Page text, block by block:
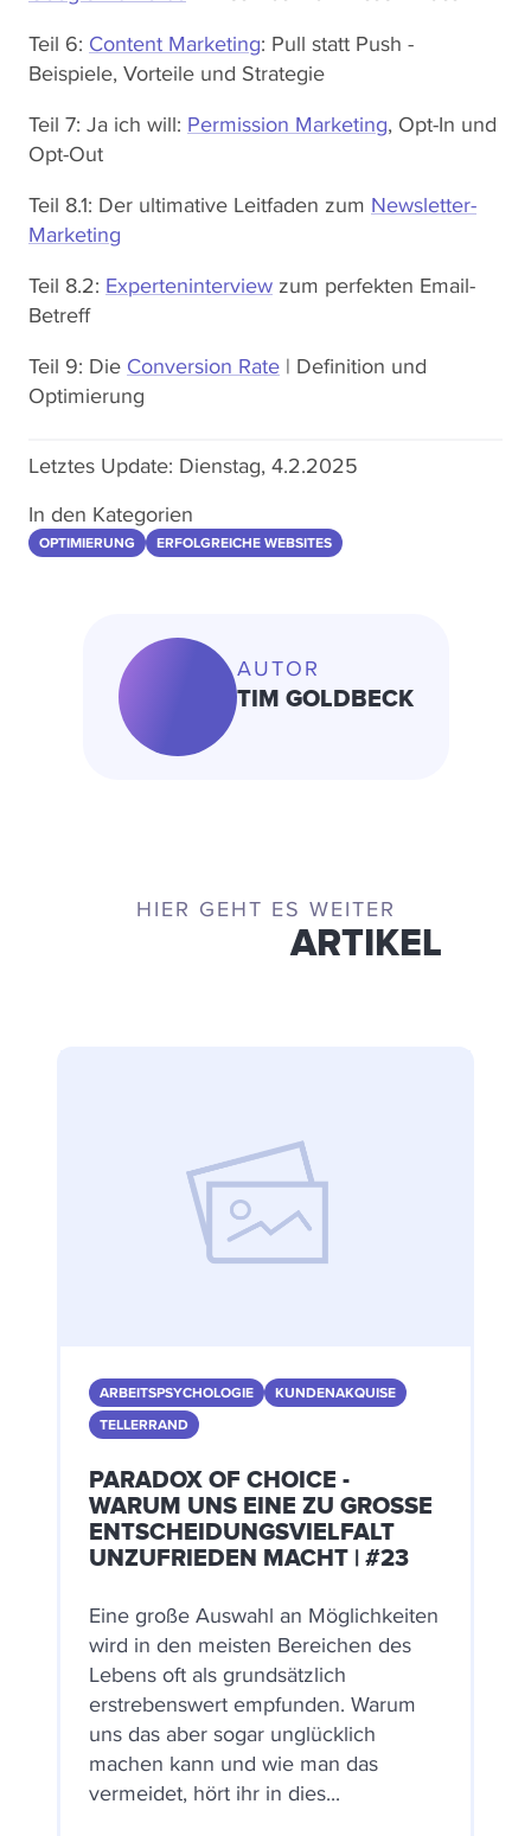
Teil 6: Content Marketing: Pull statt Push -
Beispiele, Vorteile und Strategie
Teil 7: Ja ich will: Permission Marketing, Opt-In und
Opt-Out
Teil 8.1: Der ultimative Leitfaden zum Newsletter-
Marketing
Teil 8.2: Experteninterview zum perfekten Email-
Betreff
Teil 9: Die Conversion Rate | Definition und
Optimierung
Letztes Update: Dienstag, 4.2.2025
In den Kategorien
OPTIMIERUNG ERFOLGREICHE WEBSITES
AUTOR
TIM GOLDBECK
HIER GEHT ES WEITER
ARTIKEL
ARBEITSPSYCHOLOGIE
KUNDENAKQUISE
TELLERRAND
PARADOX OF CHOICE -
WARUM UNS EINE ZU GROSSE E
NTSCHEIDUNGSVIELFALT U
NZUFRIEDEN MACHT | #23
Eine große Auswahl an Möglichkeiten
wird in den meisten Bereichen des
Lebens oft als grundsätzlich
erstrebenswert empfunden. Warum
uns das aber sogar unglücklich
machen kann und wie man das
vermeidet, hört ihr in dies...